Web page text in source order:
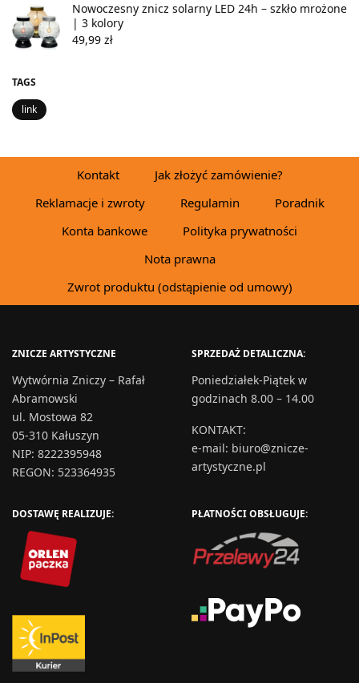
Nowoczesny znicz solarny LED 24h – szkło mrożone
| 3 kolory
49,99 zł
TAGS
link
Kontakt
Jak złożyć zamówienie?
Reklamacje i zwroty
Regulamin
Poradnik
Konta bankowe
Polityka prywatności
Nota prawna
Zwrot produktu (odstąpienie od umowy)
ZNICZE ARTYSTYCZNE
Wytwórnia Zniczy – Rafał
Abramowski
ul. Mostowa 82
05-310 Kałuszyn
NIP: 8222395948
REGON: 523364935
SPRZEDAŻ DETALICZNA:
Poniedziałek-Piątek w
godzinach 8.00 – 14.00
KONTAKT:
e-mail: biuro@znicze-
artystyczne.pl
DOSTAWĘ REALIZUJE: PŁATNOŚCI OBSŁUGUJE: